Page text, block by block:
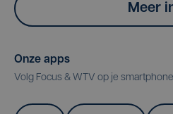
Meer
Onze apps
Volg Focus & WTV op je